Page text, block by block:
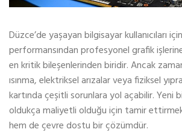
Düzce’de yaşayan bilgisayar kullanıcıları
performansından profesyonel grafik
en kritik bileşenlerinden biridir. Ancak
ısınma, elektriksel arızalar veya fiziksel
kartında çeşitli sorunlara yol açabilir. Yeni
oldukça maliyetli olduğu için tamir
hem de çevre dostu bir çözümdür.